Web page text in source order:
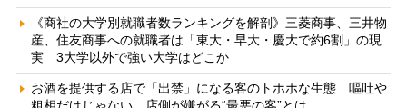
《商社の大学別就職者数ランキングを解剖》三菱商事、三井物
産、住友商事への就職者は「東大・早大・慶大で約6割」の現
実 3大学以外で強い大学はどこか
お酒を提供する店で「出禁」になる客のトホホな生態 嘔吐や
粗相だけじゃない、店側が嫌がる“最悪の客”とは